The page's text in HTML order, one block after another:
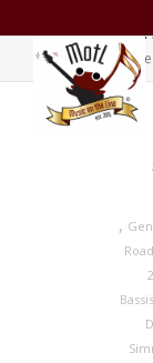
Home
,
Road